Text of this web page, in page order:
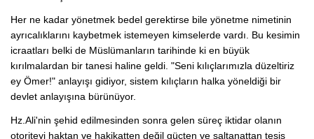
Her ne kadar yönetmek bedel gerektirse bile yönetme nimetinin
ayrıcalıklarını kaybetmek istemeyen kimselerde vardı. Bu kesimin
icraatları belki de Müslümanların tarihinde ki en büyük
kırılmalardan bir tanesi haline geldi. "Seni kılıçlarımızla düzeltiriz
ey Ömer!" anlayışı gidiyor, sistem kılıçların halka yöneldiği bir
devlet anlayışına bürünüyor.
Hz.Ali'nin şehid edilmesinden sonra gelen süreç iktidar olanın
otoriteyi haktan ve hakikatten değil güçten ve saltanattan tesis